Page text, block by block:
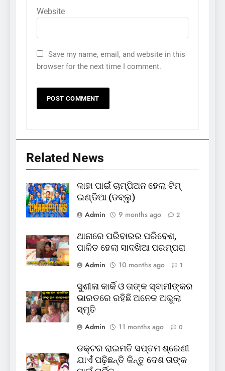
Website
Save my name, email, and website in this
browser for the next time I comment.
Related News
କାହା ପାଇଁ ଚାମ୍ପିଅନ ହେଲା ଟିମ୍
ଇଣ୍ଡିଆ (ଡବ୍ଲୁ)
Admin
9 months ago 2
ଥାନାରେ ପରିବାରର ପରିବେଶ,
ପାଳିତ ହେଲା ସାଦଖିଆ ପରମ୍ପରା
Admin
10 months ago 1
ସୁଶୀଳା କାର୍କି ଓ ତାଙ୍କ ସ୍ବାମୀଙ୍କର
ଭାରତରେ ରହିଛି ଅନେକ ଅଭୁଲା
ସ୍ମୃତି
Admin
11 months ago 0
ଡକ୍ଟର ରାଇମତି ସପ୍ତମ ଶ୍ରେଣୀ
ଯାଏଁ ପଢ଼ିଛନ୍ତି କିନ୍ତୁ ଦେଶ ତାଙ୍କ